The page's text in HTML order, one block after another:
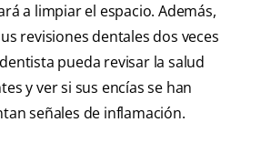
a limpiar el espacio. Además,
revisiones dentales dos veces
pueda revisar la salud
y ver si sus encías se han
señales de inflamación.